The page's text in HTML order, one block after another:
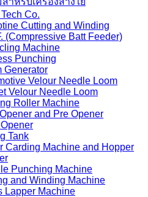
Co.
Cutting and Winding
(Compressive Batt Feeder)
Machine
Punching
Generator
Velour Needle Loom
Velour Needle Loom
Roller Machine
and Pre Opener
Tank
Carding Machine and Hopper
Punching Machine
and Winding Machine
Lapper Machine